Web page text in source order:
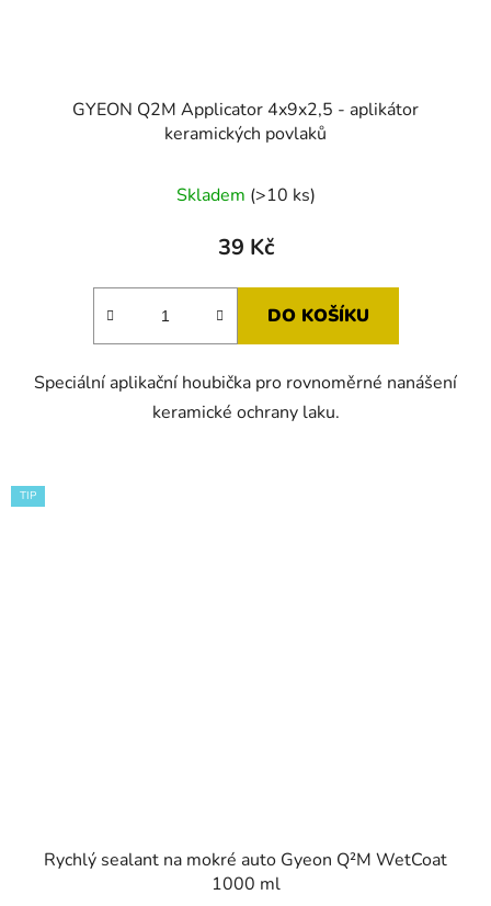
GYEON Q2M Applicator 4x9x2,5 - aplikátor
keramických povlaků
Skladem (>10 ks)
39 Kč
DO KOŠÍKU
Speciální aplikační houbička pro rovnoměrné nanášení
keramické ochrany laku.
TIP
Rychlý sealant na mokré auto Gyeon Q²M WetCoat
1000 ml